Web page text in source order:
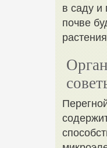
в саду и
почве